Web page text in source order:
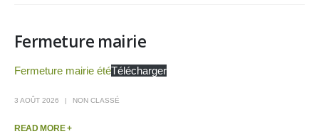
Fermeture mairie
Fermeture mairie étéTélécharger
3 AOÛT 2026 NON CLASSÉ
READ MORE +